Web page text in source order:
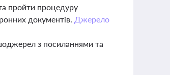
пройти процедуру
документів. Джерело
з посиланнями та